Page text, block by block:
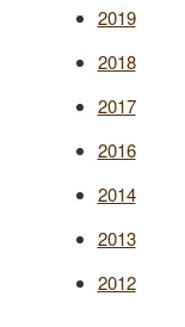
2019
2018
2017
2016
2014
2013
2012